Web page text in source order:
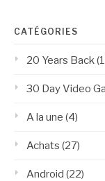
CATÉGORIES
20 Years Back
30 Day Video
A la une (4)
Achats (27)
Android (22)